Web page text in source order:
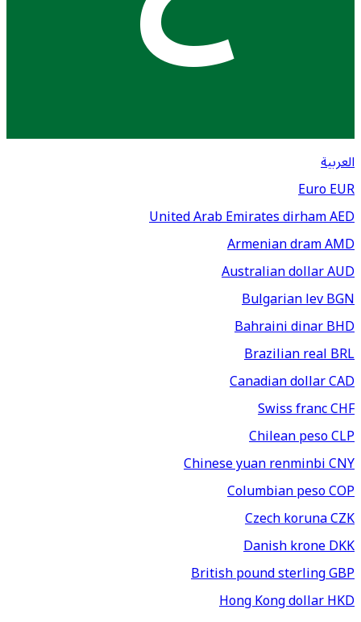
العربية
EuroEUR
United Arab Emirates dirhamAED
Armenian dramAMD
Australian dollarAUD
Bulgarian levBGN
Bahraini dinarBHD
Brazilian realBRL
Canadian dollarCAD
Swiss francCHF
Chilean pesoCLP
Chinese yuan renminbiCNY
Columbian pesoCOP
Czech korunaCZK
Danish kroneDKK
British pound sterlingGBP
Hong Kong dollarHKD